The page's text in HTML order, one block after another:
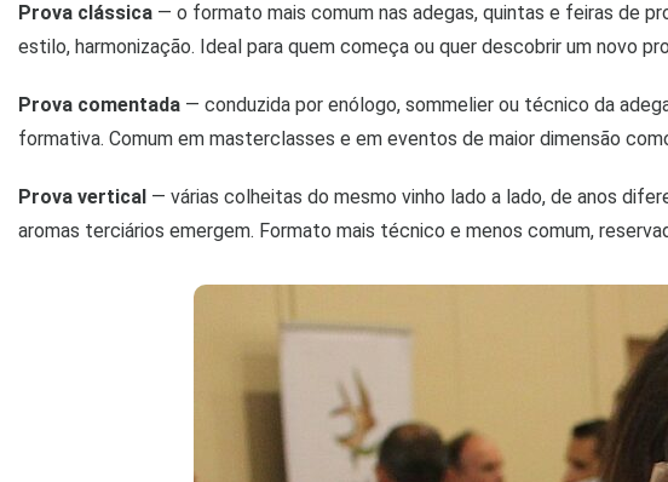
Prova clássica — o formato mais comum nas adegas, quintas e feiras de
estilo, harmonização. Ideal para quem começa ou quer descobrir um novo
Prova comentada — conduzida por enólogo, sommelier ou técnico da
formativa. Comum em masterclasses e em eventos de maior dimensão
Prova vertical — várias colheitas do mesmo vinho lado a lado, de anos
aromas terciários emergem. Formato mais técnico e menos comum,